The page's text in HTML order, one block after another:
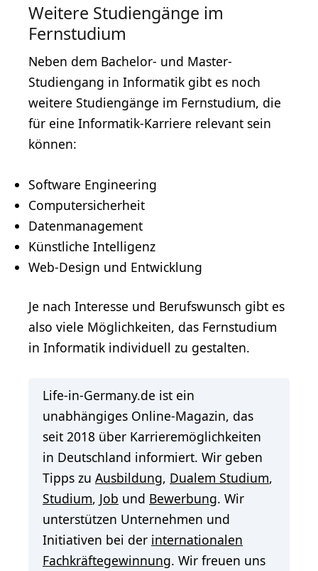
Weitere Studiengänge im
Fernstudium
Neben dem Bachelor- und Master-
Studiengang in Informatik gibt es noch
weitere Studiengänge im Fernstudium, die
für eine Informatik-Karriere relevant sein
können:
Software Engineering
Computersicherheit
Datenmanagement
Künstliche Intelligenz
Web-Design und Entwicklung
Je nach Interesse und Berufswunsch gibt es
also viele Möglichkeiten, das Fernstudium
in Informatik individuell zu gestalten.
Life-in-Germany.de ist ein
unabhängiges Online-Magazin, das
seit 2018 über Karrieremöglichkeiten
in Deutschland informiert. Wir geben
Tipps zu Ausbildung, Dualem Studium,
Studium, Job und Bewerbung. Wir
unterstützen Unternehmen und
Initiativen bei der internationalen
Fachkräftegewinnung. Wir freuen uns